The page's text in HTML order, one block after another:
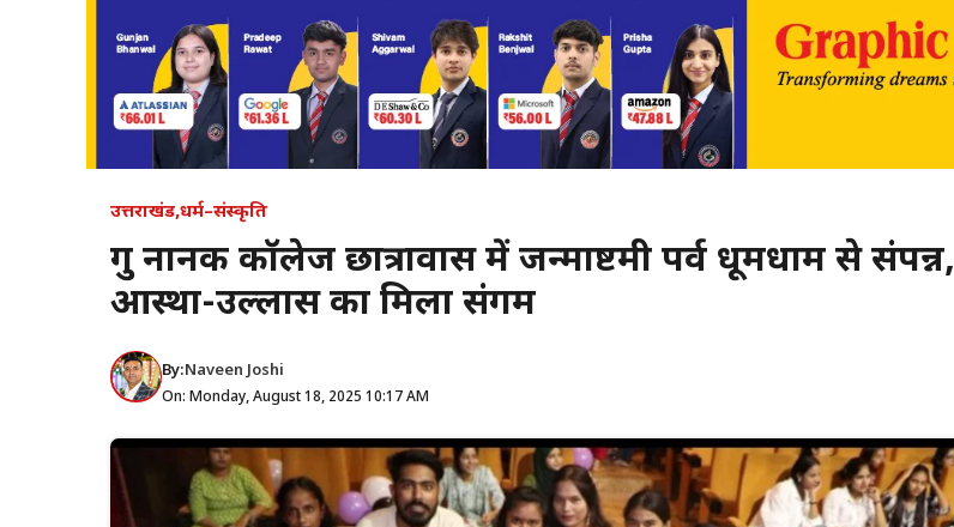
उत्तराखंड,धर्म–संस्कृति
गुरु नानक कॉलेज छात्रावास में जन्माष्टमी पर्व धूमधाम से संपन्न,
आस्था-उल्लास का मिला संगम
By:Naveen Joshi
On: Monday, August 18, 2025 10:17 AM